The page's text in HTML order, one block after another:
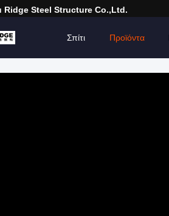
Ridge Steel Structure Co.,Ltd.
Σπίτι Προϊόντα